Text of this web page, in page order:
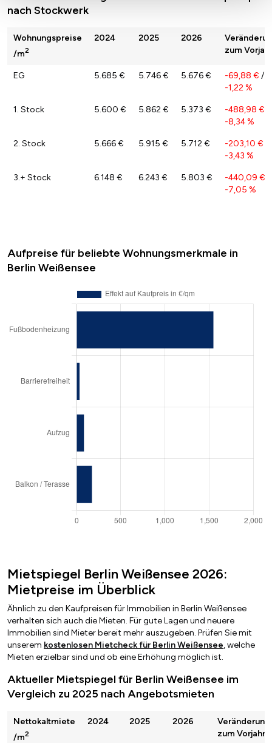
nach Stockwerk
Wohnungspreise
/m2
2024 2025 2026
zum Vorjahr
EG 5.685 € 5.746 € 5.676 € -69,88 € /
-1,22 %
1. Stock 5.600 € 5.862 € 5.373 € -488,98 €
-8,34 %
2. Stock 5.666 € 5.915 € 5.712 € -203,10 €
-3,43 %
3.+ Stock 6.148 € 6.243 € 5.803 € -440,09 €
-7,05 %
Aufpreise für beliebte Wohnungsmerkmale in
Berlin Weißensee
Mietspiegel Berlin Weißensee 2026:
Mietpreise im Überblick
Ähnlich zu den Kaufpreisen für Immobilien in Berlin Weißensee
verhalten sich auch die Mieten. Für gute Lagen und neuere
Immobilien sind Mieter bereit mehr auszugeben. Prüfen Sie mit
unserem kostenlosen Mietcheck für Berlin Weißensee, welche
Mieten erzielbar sind und ob eine Erhöhung möglich ist.
Aktueller Mietspiegel für Berlin Weißensee im
Vergleich zu 2025 nach Angebotsmieten
Nettokaltmiete
/m2
2024 2025 2026
Veränderung
zum Vorjahr